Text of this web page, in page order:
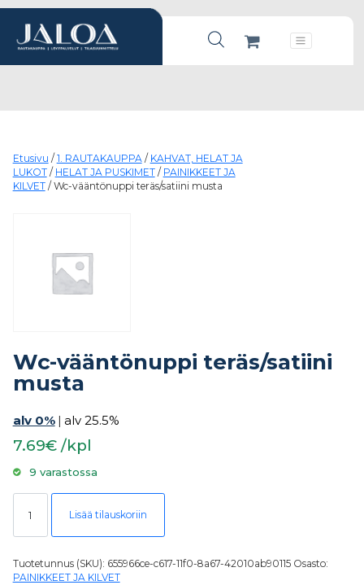
Products search
Päävalikko
Etusivu / 1. RAUTAKAUPPA/ KAHVAT, HELAT JA
LUKOT/ HELAT JA PUSKIMET/ PAINIKKEET JA
KILVET/ Wc-vääntönuppi teräs/satiini musta
Wc-vääntönuppi teräs/satiini
musta
alv 0% | alv 25.5%
7.69€ /kpl
9 varastossa
Wc-vääntönuppi teräs/satiini musta määrä
Lisää tilauskoriin
Tuotetunnus (SKU): 655966ce-c617-11f0-8a67-42010ab90115 Osasto:
PAINIKKEET JA KILVET